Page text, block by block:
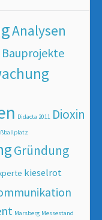
Analysen
Bauprojekte
Didacta 2011 Dioxin
Gründung
kieselrot
Marsberg Messestand